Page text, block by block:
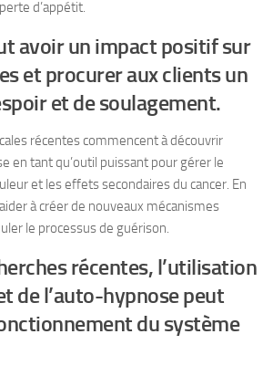
d’appétit.
avoir un impact positif sur
et procurer aux clients un
et de soulagement.
récentes commencent à découvrir
en tant qu’outil puissant pour gérer le
et les effets secondaires du cancer. En
à créer de nouveaux mécanismes
le processus de guérison.
récentes, l’utilisation
de l’auto-hypnose peut
du système